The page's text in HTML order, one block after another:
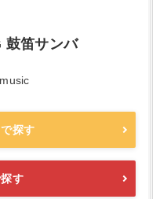
鼓笛サンバ
探す
す